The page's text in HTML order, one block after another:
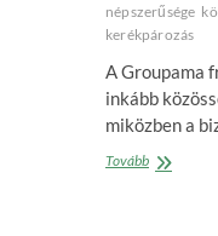
népszerűsége
kerékpározás
A Groupama
inkább
miközben a
TovábbA